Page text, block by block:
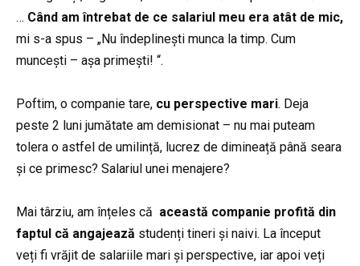
… Când am întrebat de ce salariul meu era atât de mic,
mi s-a spus – „Nu îndeplinești munca la timp. Cum
muncești – așa primești! “.
Poftim, o companie tare, cu perspective mari. Deja
peste 2 luni jumătate am demisionat – nu mai puteam
tolera o astfel de umilință, lucrez de dimineață până seara
și ce primesc? Salariul unei menajere?
Mai târziu, am înțeles că această companie profită din
faptul că angajează studenți tineri și naivi. La început
veți fi vrăjit de salariile mari și perspective, iar apoi veți